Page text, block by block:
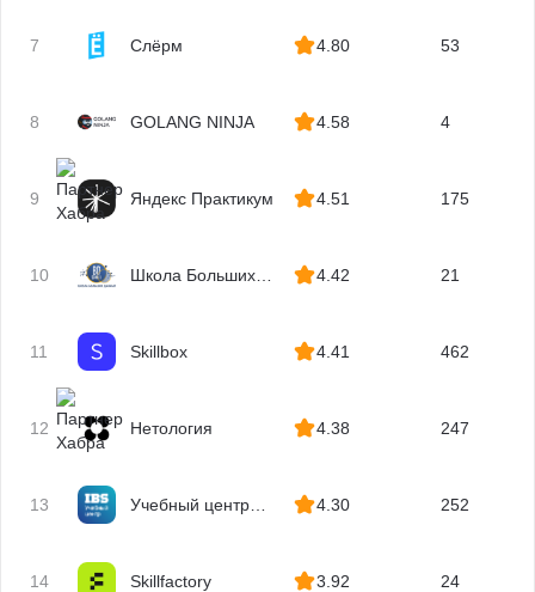
7 Слёрм 4.80 53
8 GOLANG NINJA 4.58 4
9 Яндекс Практикум 4.51 175
10
Школа Больших
4.42 21
11 Skillbox 4.41 462
12 Нетология 4.38 247
13
Учебный центр
4.30 252
14 Skillfactory 3.92 24